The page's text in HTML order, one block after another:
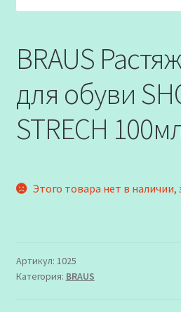
BRAUS
для обуви
STRECH
Этого товара нет в наличии,
Артикул: 1025
Категория: BRAUS